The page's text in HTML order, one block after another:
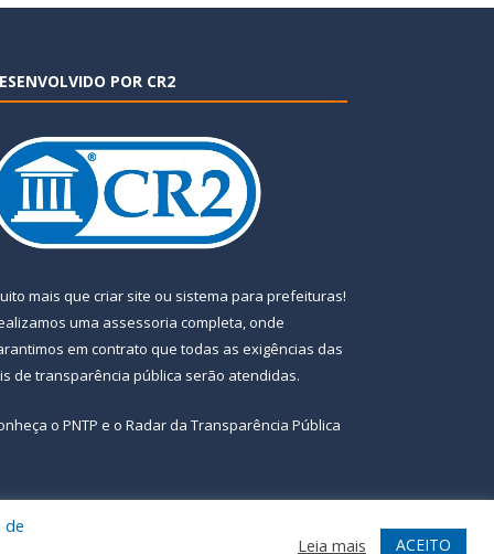
POR CR2
mais que criar site ou sistema para prefeituras!
uma assessoria completa, onde
em contrato que todas as exigências das
de transparência pública serão atendidas.
o PNTP e o Radar da Transparência Pública
Acessar Webmail
de
Leia mais ACEITO